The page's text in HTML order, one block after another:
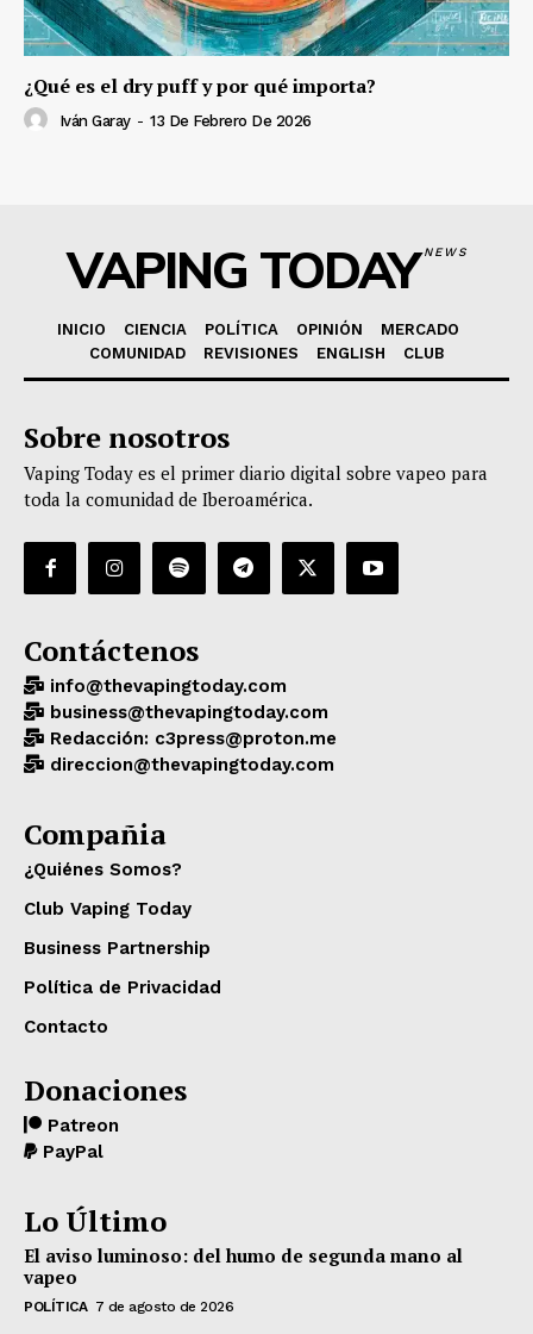
¿Qué es el dry puff y por qué importa?
Iván Garay - 13 De Febrero De 2026
VAPING TODAYNEWS
INICIO CIENCIA POLÍTICA OPINIÓN
MERCADO
COMUNIDAD
REVISIONES ENGLISH CLUB
Sobre nosotros
Vaping Today es el primer diario digital sobre vapeo para
toda la comunidad de Iberoamérica.
Contáctenos
info@thevapingtoday.com
business@thevapingtoday.com
Redacción: c3press@proton.me
direccion@thevapingtoday.com
Compañia
¿Quiénes Somos?
Club Vaping Today
Business Partnership
Política de Privacidad
Contacto
Donaciones
Patreon
PayPal
Lo Último
El aviso luminoso: del humo de segunda mano al
vapeo
POLÍTICA 7 de agosto de 2026